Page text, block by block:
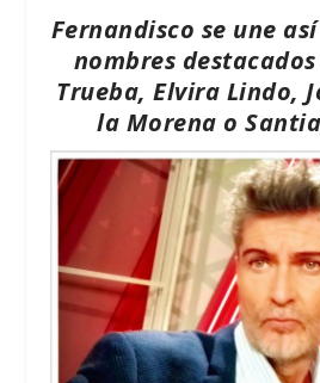
Fernandisco se une
nombres
Trueba, Elvira Lindo,
la Morena o